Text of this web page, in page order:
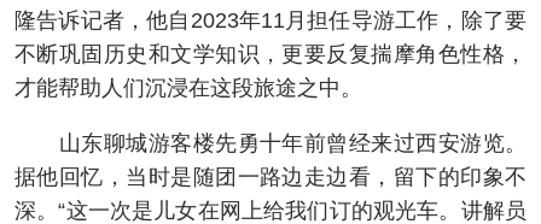
隆告诉记者，他自2023年11月担任导游工作，除了要
不断巩固历史和文学知识，更要反复揣摩角色性格，
才能帮助人们沉浸在这段旅途之中。
山东聊城游客楼先勇十年前曾经来过西安游览。
据他回忆，当时是随团一路边走边看，留下的印象不
深。“这一次是儿女在网上给我们订的观光车。讲解员